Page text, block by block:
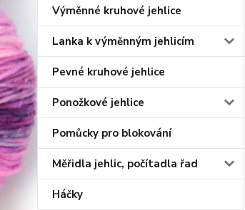
Výměnné kruhové jehlice
Lanka k výměnným jehlicím
Pevné kruhové jehlice
Ponožkové jehlice
Pomůcky pro blokování
Měřidla jehlic, počítadla řad
Háčky